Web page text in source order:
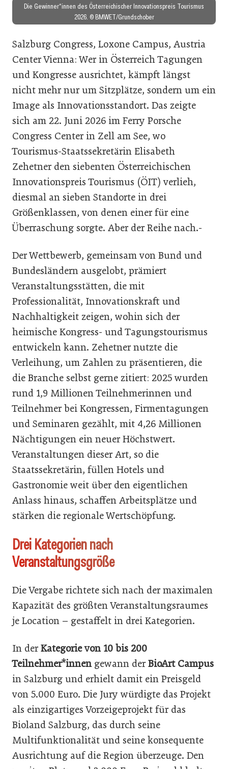
Die Gewinner*innen des Österreichischer Innovationspreis Tourismus
2026. © BMWET/Grundschober
Salzburg Congress, Loxone Campus, Austria
Center Vienna: Wer in Österreich Tagungen
und Kongresse ausrichtet, kämpft längst
nicht mehr nur um Sitzplätze, sondern um ein
Image als Innovationsstandort. Das zeigte
sich am 22. Juni 2026 im Ferry Porsche
Congress Center in Zell am See, wo
Tourismus-Staatssekretärin Elisabeth
Zehetner den siebenten Österreichischen
Innovationspreis Tourismus (ÖIT) verlieh,
diesmal an sieben Standorte in drei
Größenklassen, von denen einer für eine
Überraschung sorgte. Aber der Reihe nach.-
Der Wettbewerb, gemeinsam von Bund und
Bundesländern ausgelobt, prämiert
Veranstaltungsstätten, die mit
Professionalität, Innovationskraft und
Nachhaltigkeit zeigen, wohin sich der
heimische Kongress- und Tagungstourismus
entwickeln kann. Zehetner nutzte die
Verleihung, um Zahlen zu präsentieren, die
die Branche selbst gerne zitiert: 2025 wurden
rund 1,9 Millionen Teilnehmerinnen und
Teilnehmer bei Kongressen, Firmentagungen
und Seminaren gezählt, mit 4,26 Millionen
Nächtigungen ein neuer Höchstwert.
Veranstaltungen dieser Art, so die
Staatssekretärin, füllen Hotels und
Gastronomie weit über den eigentlichen
Anlass hinaus, schaffen Arbeitsplätze und
stärken die regionale Wertschöpfung.
Drei Kategorien nach
Veranstaltungsgröße
Die Vergabe richtete sich nach der maximalen
Kapazität des größten Veranstaltungsraumes
je Location – gestaffelt in drei Kategorien.
In der Kategorie von 10 bis 200
Teilnehmer*innengewann der BioArt Campus
in Salzburg und erhielt damit ein Preisgeld
von 5.000 Euro. Die Jury würdigte das Projekt
als einzigartiges Vorzeigeprojekt für das
Bioland Salzburg, das durch seine
Multifunktionalität und seine konsequente
Ausrichtung auf die Region überzeuge. Den